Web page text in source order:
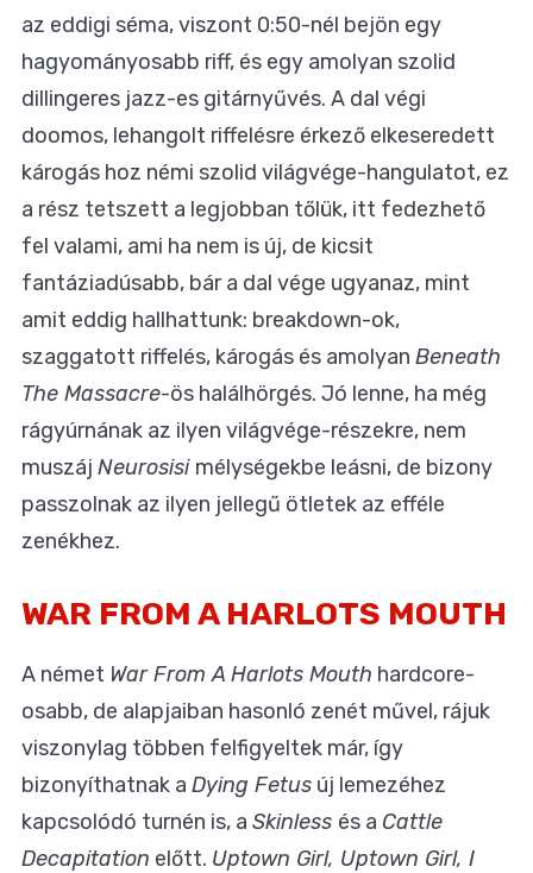
az eddigi séma, viszont 0:50-nél bejön egy
hagyományosabb riff, és egy amolyan szolid
dillingeres jazz-es gitárnyűvés. A dal végi
doomos, lehangolt riffelésre érkező elkeseredett
károgás hoz némi szolid világvége-hangulatot, ez
a rész tetszett a legjobban tőlük, itt fedezhető
fel valami, ami ha nem is új, de kicsit
fantáziadúsabb, bár a dal vége ugyanaz, mint
amit eddig hallhattunk: breakdown-ok,
szaggatott riffelés, károgás és amolyan Beneath
The Massacre-ös halálhörgés. Jó lenne, ha még
rágyúrnának az ilyen világvége-részekre, nem
muszáj Neurosisi mélységekbe leásni, de bizony
passzolnak az ilyen jellegű ötletek az efféle
zenékhez.
WAR FROM A HARLOTS MOUTH
A német War From A Harlots Mouth hardcore-
osabb, de alapjaiban hasonló zenét művel, rájuk
viszonylag többen felfigyeltek már, így
bizonyíthatnak a Dying Fetus új lemezéhez
kapcsolódó turnén is, a Skinless és a Cattle
Decapitation előtt. Uptown Girl, Uptown Girl, I